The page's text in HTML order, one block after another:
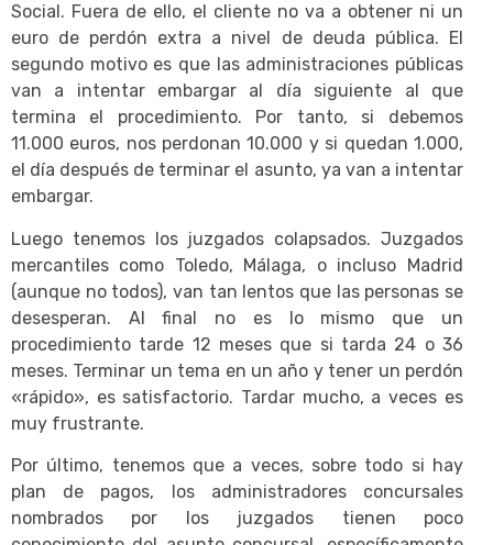
Social. Fuera de ello, el cliente no va a obtener ni un
euro de perdón extra a nivel de deuda pública. El
segundo motivo es que las administraciones públicas
van a intentar embargar al día siguiente al que
termina el procedimiento. Por tanto, si debemos
11.000 euros, nos perdonan 10.000 y si quedan 1.000,
el día después de terminar el asunto, ya van a intentar
embargar.
Luego tenemos los juzgados colapsados. Juzgados
mercantiles como Toledo, Málaga, o incluso Madrid
(aunque no todos), van tan lentos que las personas se
desesperan. Al final no es lo mismo que un
procedimiento tarde 12 meses que si tarda 24 o 36
meses. Terminar un tema en un año y tener un perdón
«rápido», es satisfactorio. Tardar mucho, a veces es
muy frustrante.
Por último, tenemos que a veces, sobre todo si hay
plan de pagos, los administradores concursales
nombrados por los juzgados tienen poco